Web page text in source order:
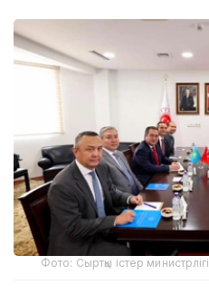
Фото: Сыртқы істер министрлігі